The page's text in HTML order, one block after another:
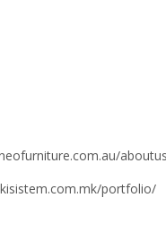
aboutus
portfolio/